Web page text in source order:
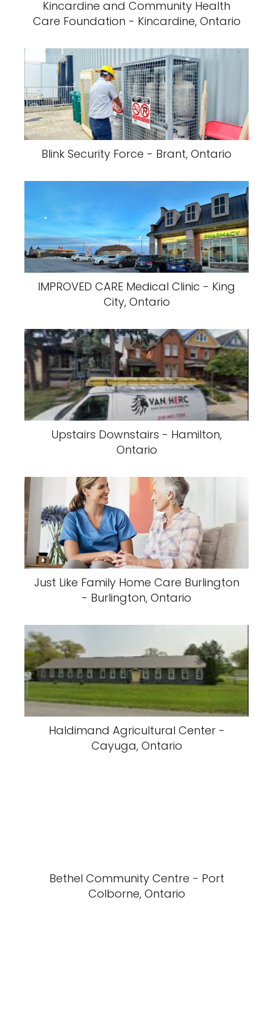
Kincardine and Community Health
Care Foundation - Kincardine, Ontario
Blink Security Force - Brant, Ontario
IMPROVED CARE Medical Clinic - King
City, Ontario
Upstairs Downstairs - Hamilton,
Ontario
Just Like Family Home Care Burlington
- Burlington, Ontario
Haldimand Agricultural Center -
Cayuga, Ontario
Bethel Community Centre - Port
Colborne, Ontario